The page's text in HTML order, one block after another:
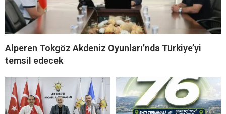
Alperen Tokgöz Akdeniz Oyunları’nda Türkiye’yi
temsil edecek